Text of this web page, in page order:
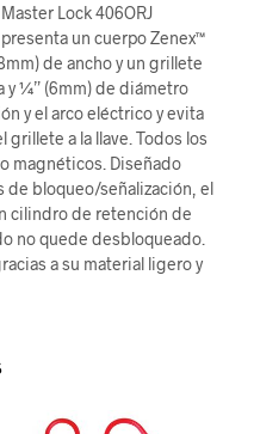
Master Lock 406ORJ
presenta un cuerpo Zenex™
de ancho y un grillete
y ¼” (6mm) de diámetro
y el arco eléctrico y evita
a la llave. Todos los
magnéticos. Diseñado
de bloqueo/señalización, el
cilindro de retención de
no quede desbloqueado.
a su material ligero y